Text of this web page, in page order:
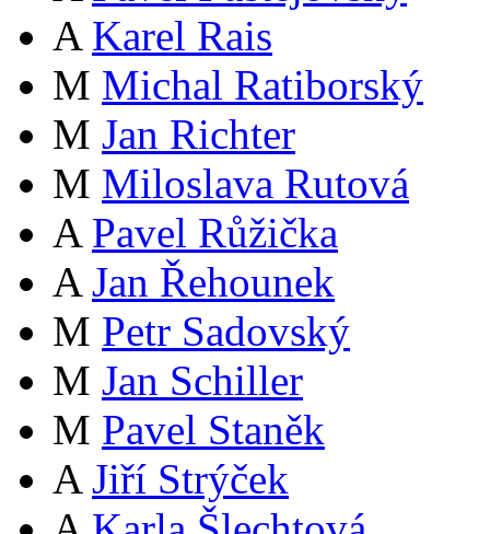
A Karel Rais
M Michal Ratiborský
M Jan Richter
M Miloslava Rutová
A Pavel Růžička
A Jan Řehounek
M Petr Sadovský
M Jan Schiller
M Pavel Staněk
A Jiří Strýček